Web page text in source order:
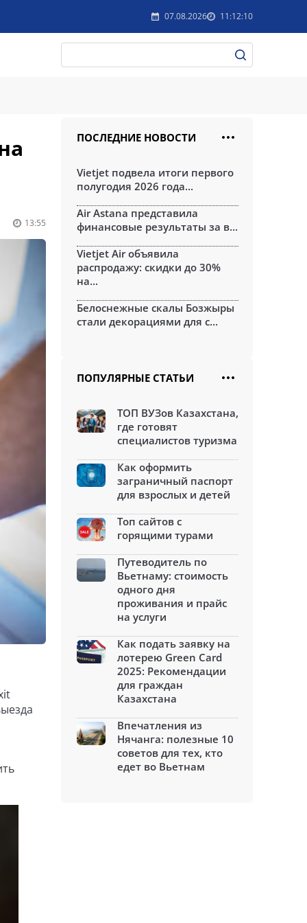
07.08.2026 11:12:10
13:55
ПОСЛЕДНИЕ НОВОСТИ
Vietjet подвела итоги первого
полугодия 2026 года...
Air Astana представила
финансовые результаты за в...
Vietjet Air объявила
распродажу: скидки до 30%
на...
Белоснежные скалы Бозжыры
стали декорациями для с...
ПОПУЛЯРНЫЕ СТАТЬИ
ТОП ВУЗов Казахстана,
где готовят
специалистов туризма
Как оформить
заграничный паспорт
для взрослых и детей
Топ сайтов с
горящими турами
Путеводитель по
Вьетнаму: стоимость
одного дня
проживания и прайс
на услуги
Как подать заявку на
лотерею Green Card
2025: Рекомендации
для граждан
Казахстана
Впечатления из
Нячанга: полезные 10
советов для тех, кто
едет во Вьетнам